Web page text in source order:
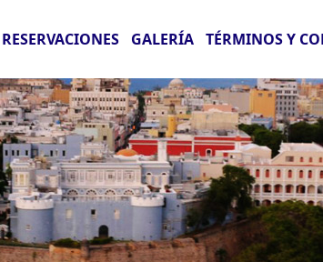
RESERVACIONES GALERÍA TÉRMINOS Y